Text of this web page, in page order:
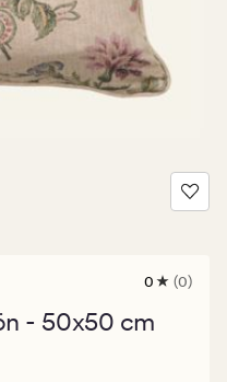
0
med
0 (0)
- 50x50 cm